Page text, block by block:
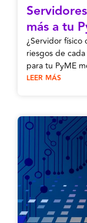
más a tu
¿Servidor físico
riesgos de
para tu PyME
LEER MÁS